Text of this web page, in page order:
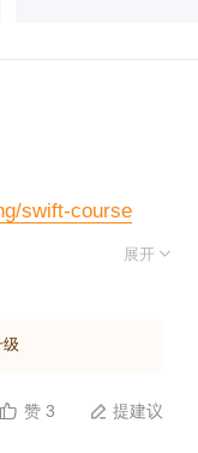
swift-course
展开 
 赞 3  提建议